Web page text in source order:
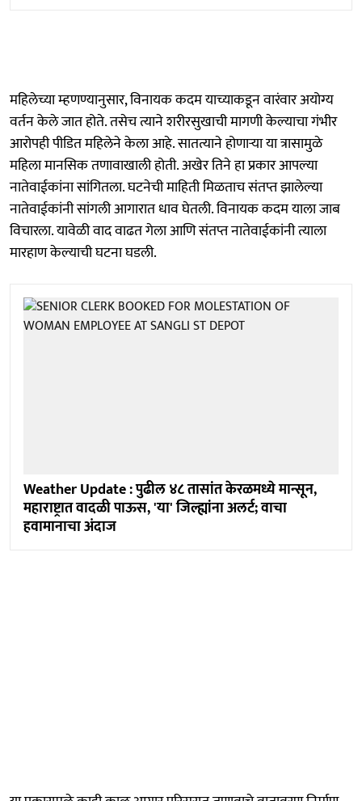
महिलेच्या म्हणण्यानुसार, विनायक कदम याच्याकडून वारंवार अयोग्य
वर्तन केले जात होते. तसेच त्याने शरीरसुखाची मागणी केल्याचा गंभीर
आरोपही पीडित महिलेने केला आहे. सातत्याने होणाऱ्या या त्रासामुळे
महिला मानसिक तणावाखाली होती. अखेर तिने हा प्रकार आपल्या
नातेवाईकांना सांगितला. घटनेची माहिती मिळताच संतप्त झालेल्या
नातेवाईकांनी सांगली आगारात धाव घेतली. विनायक कदम याला जाब
विचारला. यावेळी वाद वाढत गेला आणि संतप्त नातेवाईकांनी त्याला
मारहाण केल्याची घटना घडली.
Weather Update : पुढील ४८ तासांत केरळमध्ये मान्सून,
महाराष्ट्रात वादळी पाऊस, 'या' जिल्ह्यांना अलर्ट; वाचा
हवामानाचा अंदाज